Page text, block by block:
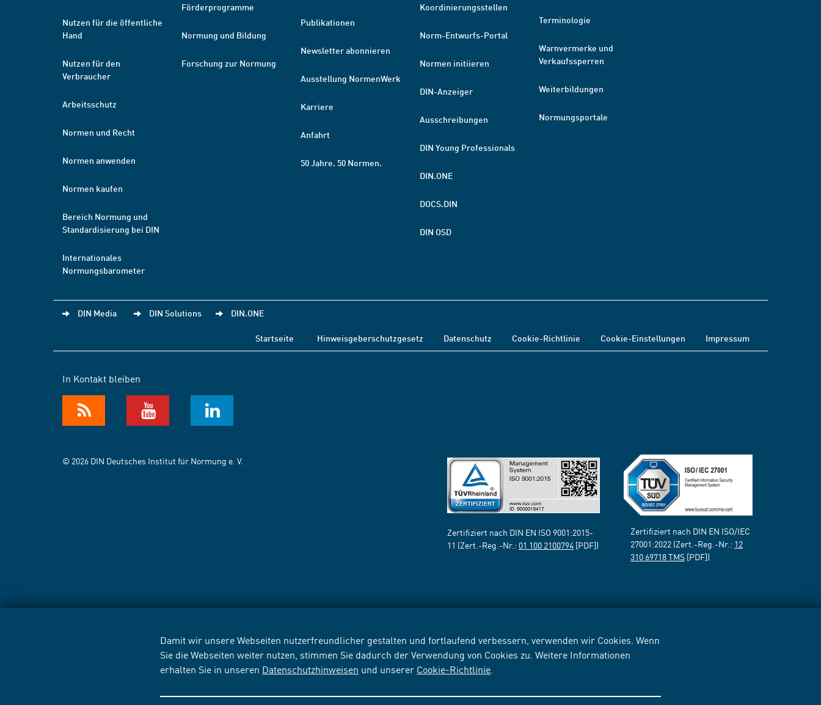
Damit wir unsere Webseiten nutzerfreundlicher gestalten und fortlaufend verbessern, verwenden wir Cookies. Wenn
Sie die Webseiten weiter nutzen, stimmen Sie dadurch der Verwendung von Cookies zu. Weitere Informationen
erhalten Sie in unseren Datenschutzhinweisen und unserer Cookie-Richtlinie
Nutzen für die öffentliche
Hand
Nutzen für den
Verbraucher
Arbeitsschutz
Normen und Recht
Normen anwenden
Normen kaufen
Bereich Normung und
Standardisierung bei DIN
Internationales
Normungsbarometer
Förderprogramme
Normung und Bildung
Forschung zur Normung
Publikationen
Newsletter abonnieren
Ausstellung NormenWerk
Karriere
Anfahrt
50 Jahre. 50 Normen.
Koordinierungsstellen
Norm-Entwurfs-Portal
Normen initiieren
DIN-Anzeiger
Ausschreibungen
DIN Young Professionals
DIN.ONE
DOCS.DIN
DIN OSD
Terminologie
Warnvermerke und
Verkaufssperren
Weiterbildungen
Normungsportale
DIN Media DIN Solutions DIN.ONE
Startseite Hinweisgeberschutzgesetz Datenschutz Cookie-Richtlinie Cookie-Einstellungen Impressum
In Kontakt bleiben
© 2026 DIN Deutsches Institut für Normung e. V.
Zertifiziert nach DIN EN ISO 9001:2015-
11 (Zert.-Reg.-Nr.: 01 100 2100794 [PDF])
Zertifiziert nach DIN EN ISO/IEC
27001:2022 (Zert.-Reg.-Nr.: 12
310 69718 TMS [PDF])